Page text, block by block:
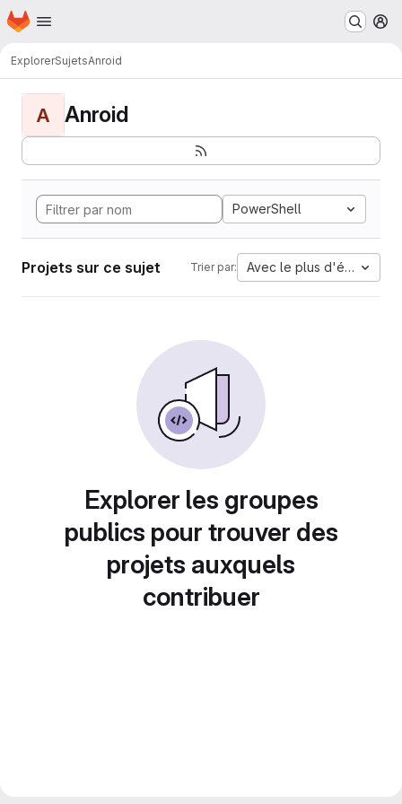
Passer au contenu principal
Page d'accueil
ExplorerSujetsAnroid
A Anroid
PowerShell
Projets sur ce sujet Trier par: Avec le plus d'étoiles
Explorer les groupes
publics pour trouver des
projets auxquels
contribuer